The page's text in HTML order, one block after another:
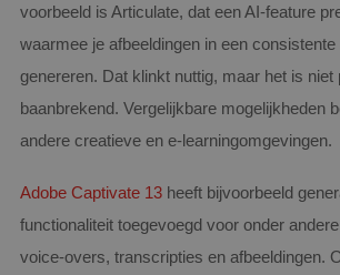
voorbeeld is Articulate, dat een AI-feature
waarmee je afbeeldingen in een
genereren. Dat klinkt nuttig, maar het is niet
baanbrekend. Vergelijkbare mogelijkheden
andere creatieve en e-learningomgevingen.
Adobe Captivate 13 heeft bijvoorbeeld
functionaliteit toegevoegd voor onder
voice-overs, transcripties en afbeeldingen.